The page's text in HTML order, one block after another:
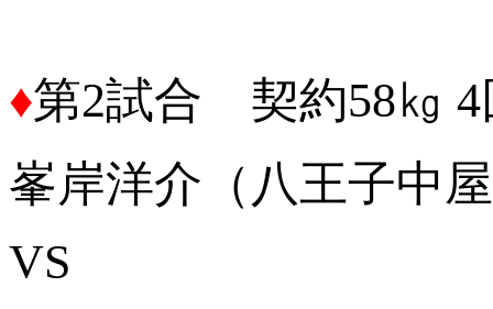
♦第2試合 契約58㎏ 4
峯岸洋介（八王子中
VS